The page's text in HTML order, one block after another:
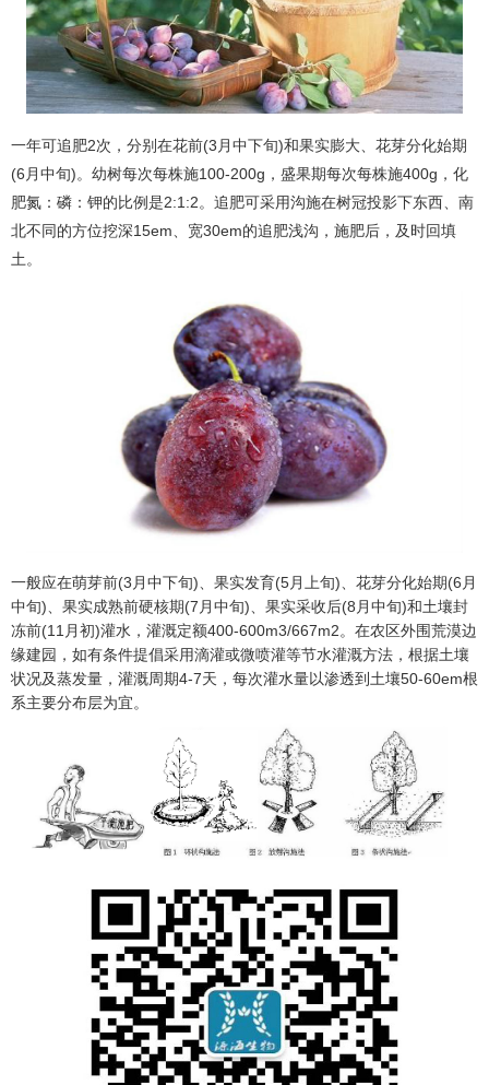
一年可追肥2次，分别在花前(3月中下旬)和果实膨大、花芽分化始期
(6月中旬)。幼树每次每株施100-200g，盛果期每次每株施400g，化
肥氮：磷：钾的比例是2:1:2。追肥可采用沟施在树冠投影下东西、南
北不同的方位挖深15em、宽30em的追肥浅沟，施肥后，及时回填
土。
一般应在萌芽前(3月中下旬)、果实发育(5月上旬)、花芽分化始期(6月
中旬)、果实成熟前硬核期(7月中旬)、果实采收后(8月中旬)和土壤封
冻前(11月初)灌水，灌溉定额400-600m3/667m2。在农区外围荒漠边
缘建园，如有条件提倡采用滴灌或微喷灌等节水灌溉方法，根据土壤
状况及蒸发量，灌溉周期4-7天，每次灌水量以渗透到土壤50-60em根
系主要分布层为宜。